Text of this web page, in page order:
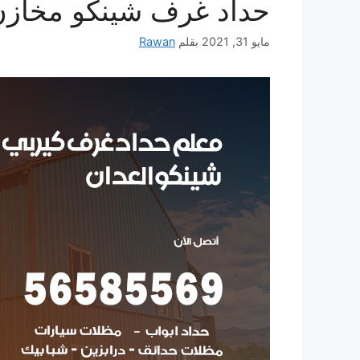
حداد غرف شينكو
مايو 31, 2021 بقلم Rawan